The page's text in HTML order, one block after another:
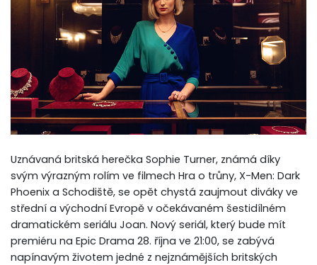
Uznávaná britská herečka Sophie Turner, známá díky
svým výrazným rolím ve filmech Hra o trůny, X-Men: Dark
Phoenix a Schodiště, se opět chystá zaujmout diváky ve
střední a východní Evropě v očekávaném šestidílném
dramatickém seriálu Joan. Nový seriál, který bude mít
premiéru na Epic Drama 28. října ve 21:00, se zabývá
napínavým životem jedné z nejznámějších britských